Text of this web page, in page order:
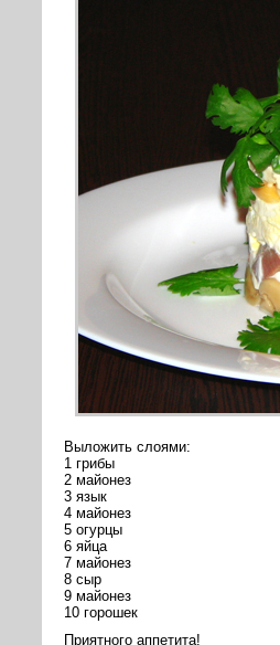
Выложить слоями:
1 грибы
2 майонез
3 язык
4 майонез
5 огурцы
6 яйца
7 майонез
8 сыр
9 майонез
10 горошек
Приятного аппетита!